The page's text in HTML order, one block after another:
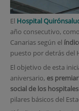
El Hospital
año consecutivo,
Canarias según el
puesto por detrás del
El objetivo de esta
aniversario, es
social de los hospitales
pilares básicos del